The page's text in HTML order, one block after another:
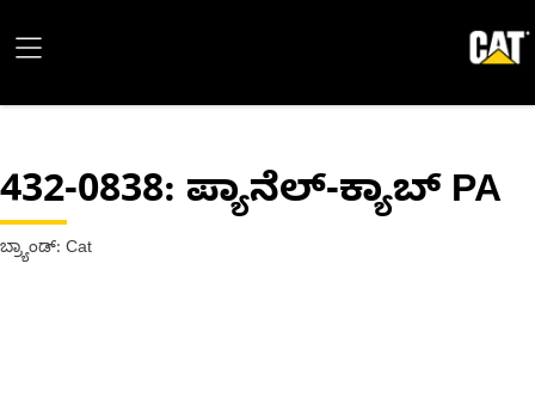
432-0838: ಪ್ಯಾನೆಲ್-ಕ್ಯಾಬ್ PA
ಬ್ರ್ಯಾಂಡ್: Cat